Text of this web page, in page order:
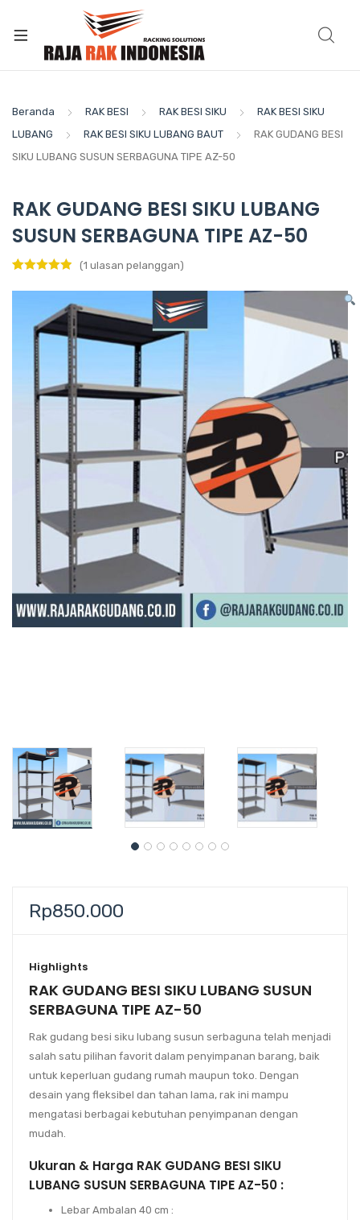
Beranda RAK BESI RAK BESI SIKU
RAK BESI SIKU
LUBANG
RAK BESI SIKU LUBANG BAUT
RAK GUDANG BESI
SIKU LUBANG SUSUN SERBAGUNA TIPE AZ-50
RAK GUDANG BESI SIKU LUBANG
SUSUN SERBAGUNA TIPE AZ-50
berdasarka
penilaian
pelanggan
(1 ulasan pelanggan)
Rp850.000
Highlights
RAK GUDANG BESI SIKU LUBANG SUSUN
SERBAGUNA TIPE AZ-50
Rak gudang besi siku lubang susun serbaguna telah menjadi
salah satu pilihan favorit dalam penyimpanan barang, baik
untuk keperluan gudang rumah maupun toko. Dengan
desain yang fleksibel dan tahan lama, rak ini mampu
mengatasi berbagai kebutuhan penyimpanan dengan
mudah.
Ukuran & Harga RAK GUDANG BESI SIKU
LUBANG SUSUN SERBAGUNA TIPE AZ-50 :
Lebar Ambalan 40 cm :